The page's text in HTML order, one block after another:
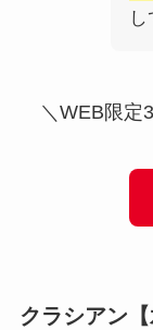
し
＼WEB限定
クラシアン